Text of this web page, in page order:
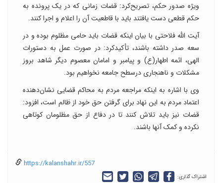
ویژه صدور حکم، تصریح‌کرد: قضات زمانی که در یک پرونده به
حکم قطعی دست یافتند باید با قاطعیت آن را اعلام و اجرا کنند.
آیت الله فلاحتی با بیان اینکه قضات باید حامی مظلوم بوده و در
سعه صدر داشته باشند، تأکیدکرد: در صورت عمل به دستورات
الهی، ائمه اطهار(ع) و پیامبر و امامان معصوم دیگر شاهد بروز
مشکلات و ناهنجاری درسطح جامعه نخواهیم بود.
وی با اشاره به اینکه مراجعه مردم به محاکم قضایی نشان‌دهنده
اعتماد مردم به این نهاد برای گرفتن حق خود از ظالم است، افزود:
قضات نیز باید تلاش کنند تا در دفاع از حق مظلومان کوتاهی
نکرده و کمک آنها باشند.
https://kalanshahr.ir/557
اشتراک گذاری: